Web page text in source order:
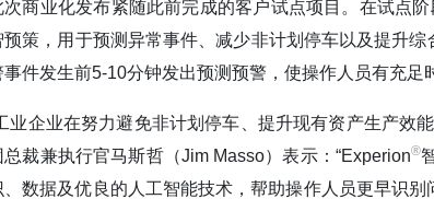
次商业化发布紧随此前完成的客户试点项目。在试点
预策，用于预测异常事件、减少非计划停车以及提升
事件发生前5-10分钟发出预测预警，使操作人员有充足
业企业在努力避免非计划停车、提升现有资产生产效
总裁兼执行官马斯哲（Jim Masso）表示：“Experion®️
、数据及优良的人工智能技术，帮助操作人员更早识